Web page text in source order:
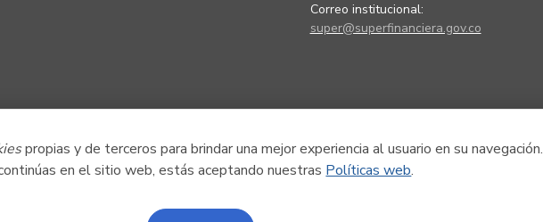
propias y de terceros para brindar una mejor experiencia al usuario en su navegación.
en el sitio web, estás aceptando nuestras Políticas web.
Correo institucional:
super@superfinanciera.gov.co